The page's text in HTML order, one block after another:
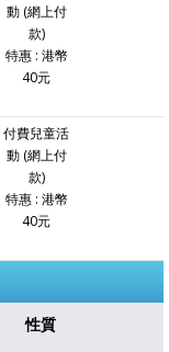
動 (網上付
款)
特惠 : 港幣
40元
付費兒童活
動 (網上付
款)
特惠 : 港幣
40元
性質